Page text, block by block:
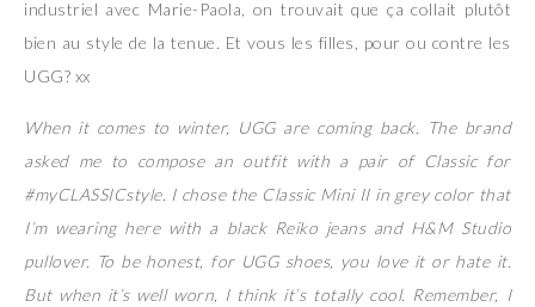
industriel avec Marie-Paola, on trouvait que ça collait plutôt
bien au style de la tenue. Et vous les filles, pour ou contre les
UGG? xx
When it comes to winter, UGG are coming back. The brand
asked me to compose an outfit with a pair of Classic for
#myCLASSICstyle. I chose the Classic Mini II in grey color that
I’m wearing here with a black Reiko jeans and H&M Studio
pullover. To be honest, for UGG shoes, you love it or hate it.
But when it’s well worn, I think it’s totally cool. Remember, I